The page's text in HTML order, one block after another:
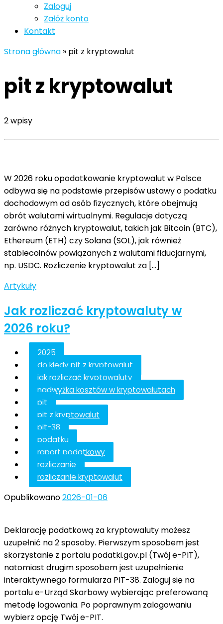
Zaloguj
Załóż konto
Kontakt
Strona główna » pit z kryptowalut
pit z kryptowalut
2 wpisy
W 2026 roku opodatkowanie kryptowalut w Polsce
odbywa się na podstawie przepisów ustawy o podatku
dochodowym od osób fizycznych, które obejmują
obrót walutami wirtualnymi. Regulacje dotyczą
zarówno różnych kryptowalut, takich jak Bitcoin (BTC),
Ethereum (ETH) czy Solana (SOL), jak również
stablecoinów powiązanych z walutami fiducjarnymi,
np. USDC. Rozliczenie kryptowalut za […]
Artykuły
Jak rozliczać kryptowaluty w
2026 roku?
2025
do kiedy pit z kryptowalut
jak rozliczać kryptowaluty
nadwyżka kosztów w kryptowalutach
pit
pit z kryptowalut
pit-38
podatku
raport podatkowy
rozliczanie
rozliczanie kryptowalut
Opublikowano2026-01-06
Deklarację podatkową za kryptowaluty możesz
uzupełnić na 2 sposoby. Pierwszym sposobem jest
skorzystanie z portalu podatki.gov.pl (Twój e-PIT),
natomiast drugim sposobem jest uzupełnienie
interaktywnego formularza PIT-38. Zaloguj się na
portalu e-Urząd Skarbowy wybierając preferowaną
metodę logowania. Po poprawnym zalogowaniu
wybierz opcję Twój e-PIT.